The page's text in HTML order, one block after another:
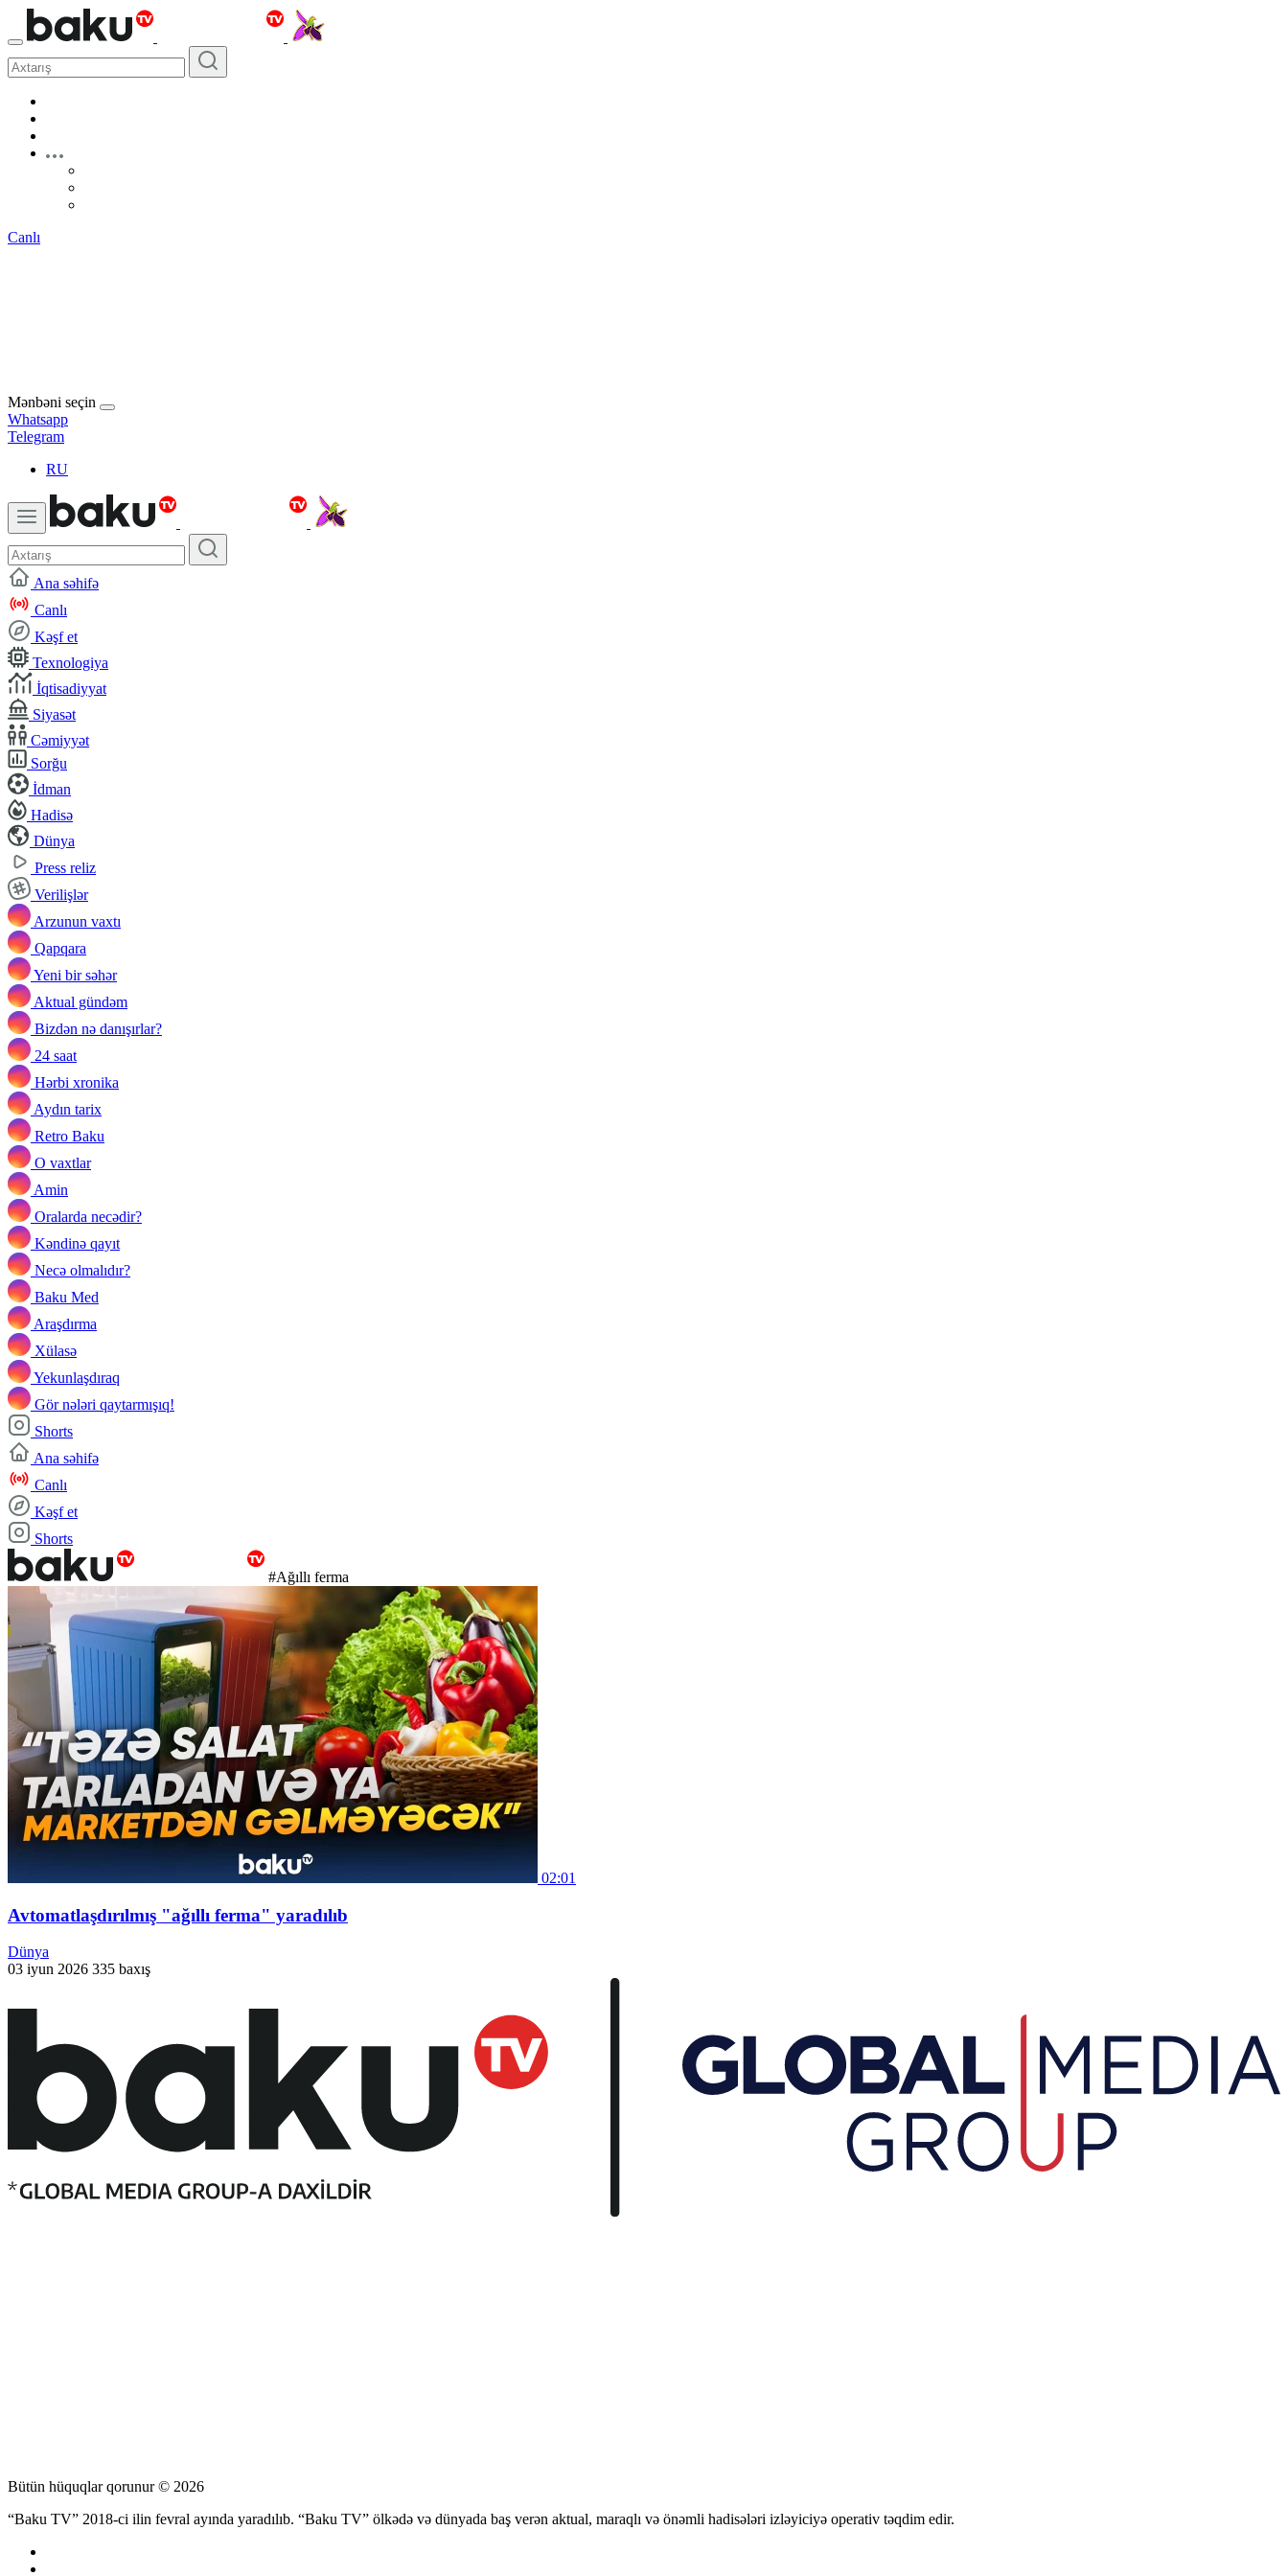
Canlı
Mənbəni seçin
Whatsapp
Telegram
RU
Ana səhifə
Canlı
Kəşf et
Texnologiya
İqtisadiyyat
Siyasət
Cəmiyyət
Sorğu
İdman
Hadisə
Dünya
Press reliz
Verilişlər
Arzunun vaxtı
Qapqara
Yeni bir səhər
Aktual gündəm
Bizdən nə danışırlar?
24 saat
Hərbi xronika
Aydın tarix
Retro Baku
O vaxtlar
Amin
Oralarda necədir?
Kəndinə qayıt
Necə olmalıdır?
Baku Med
Araşdırma
Xülasə
Yekunlaşdıraq
Gör nələri qaytarmışıq!
Shorts
Ana səhifə
Canlı
Kəşf et
Shorts
#Ağıllı ferma
02:01
Avtomatlaşdırılmış "ağıllı ferma" yaradılıb
Dünya
03 iyun 2026 335 baxış
Bütün hüquqlar qorunur © 2026
“Baku TV” 2018-ci ilin fevral ayında yaradılıb. “Baku TV” ölkədə və dünyada baş verən aktual, maraqlı və önəmli hadisələri izləyiciyə operativ təqdim edir.